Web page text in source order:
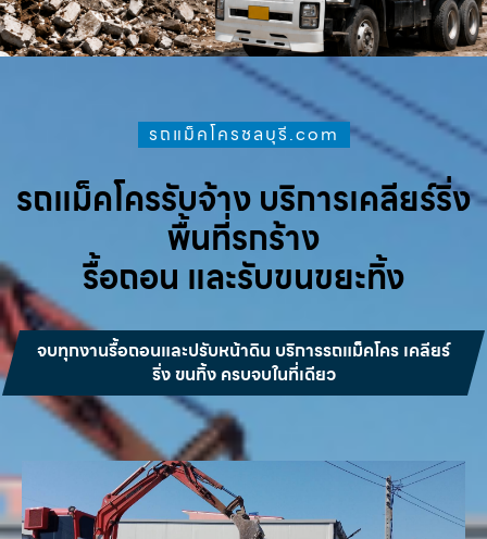
รถแม็คโครชลบุรี.com
รถแม็คโครรับจ้าง บริการเคลียร์ริ่ง
พื้นที่รกร้าง
รื้อถอน และรับขนขยะทิ้ง
จบทุกงานรื้อถอนและปรับหน้าดิน บริการรถแม็คโคร เคลียร์
ริ่ง ขนทิ้ง ครบจบในที่เดียว